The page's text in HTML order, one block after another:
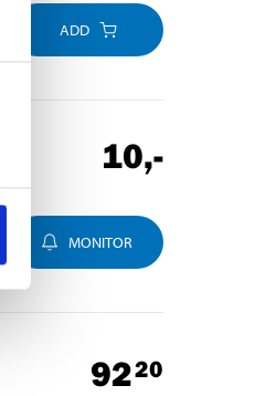
ADD
10,-
MONITOR
9220